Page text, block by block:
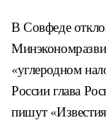
В Совфеде
«углеродном
России глава
пишут